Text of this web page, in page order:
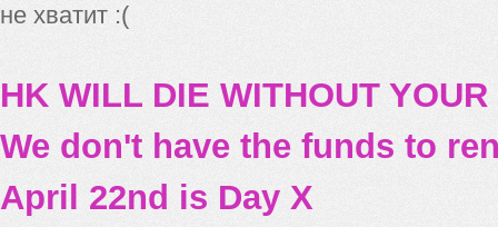
не хватит :(
HK WILL DIE WITHOUT
We don't have the funds to
April 22nd is Day X